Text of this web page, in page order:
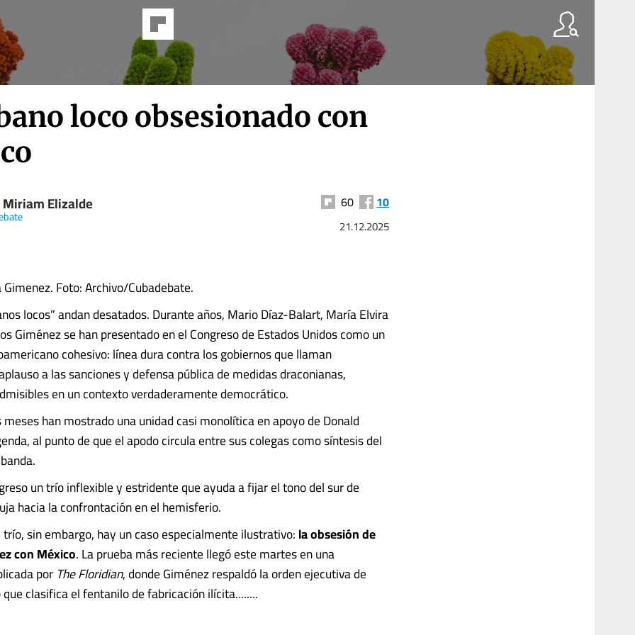
loco obsesionado con
Miriam Elizalde 60 10
21.12.2025
Foto: Archivo/Cubadebate.
locos” andan desatados. Durante años, Mario Díaz-Balart, María Elvira
Giménez se han presentado en el Congreso de Estados Unidos como un
cohesivo: línea dura contra los gobiernos que llaman
a las sanciones y defensa pública de medidas draconianas,
en un contexto verdaderamente democrático.
han mostrado una unidad casi monolítica en apoyo de Donald
al punto de que el apodo circula entre sus colegas como síntesis del
un trío inflexible y estridente que ayuda a fijar el tono del sur de
hacia la confrontación en el hemisferio.
sin embargo, hay un caso especialmente ilustrativo:la obsesión de
con México. La prueba más reciente llegó este martes en una
por The Floridian, donde Giménez respaldó la orden ejecutiva de
clasifica el fentanilo de fabricación ilícita........